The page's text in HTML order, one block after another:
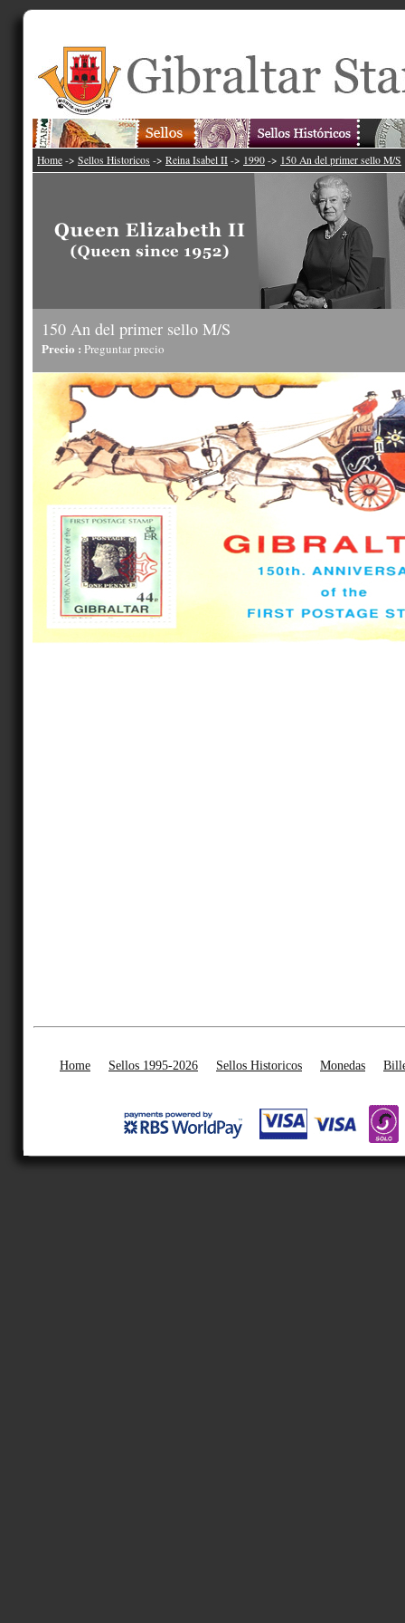
Home -> Sellos Historicos -> Reina Isabel II -> 1990 -> 150 An del primer sello M/S
150 An del primer sello M/S
Precio : Preguntar precio
Home Sellos 1995-2026 Sellos Historicos Monedas